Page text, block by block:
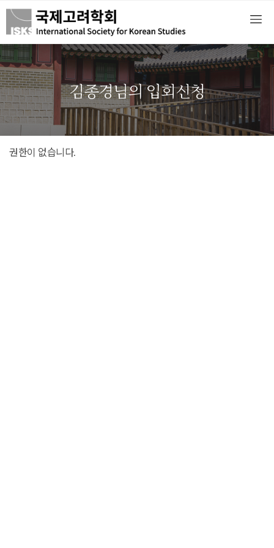
김종경님의 입회신청
권한이 없습니다.